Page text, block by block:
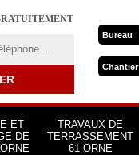
Bureau
Chantier
ET
DE
TRAVAUX DE
TERRASSEMENT
61 ORNE